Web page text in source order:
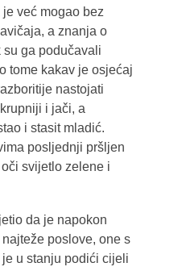
već mogao bez
a znanja o
ga podučavali
tome kakav je osjećaj
nastojati
i jači, a
i stasit mladić.
posljednji pršljen
svijetlo zelene i
da je napokon
poslove, one s
u stanju podići cijeli